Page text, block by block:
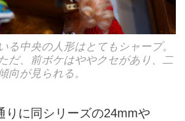
る中央の人形はとてもシャープ。
だ、前ボケはややクセがあり、二
向が見られる。
りに同シリーズの24mmや